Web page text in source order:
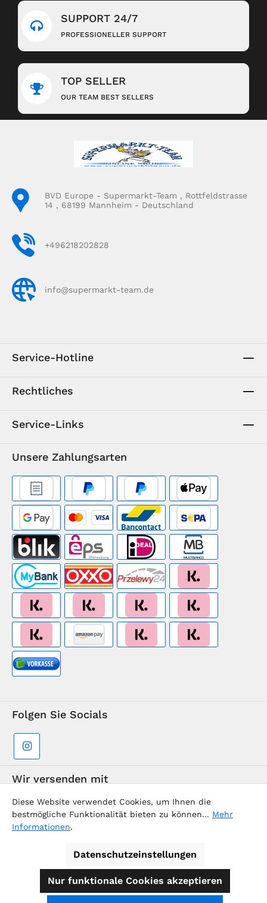
SUPPORT 24/7
PROFESSIONELLER SUPPORT
TOP SELLER
OUR TEAM BEST SELLERS
BVD Europe - Supermarkt-Team , Rottfeldstrasse
14 , 68199 Mannheim - Deutschland
+496218202828
info@supermarkt-team.de
Service-Hotline
Rechtliches
Service-Links
Unsere Zahlungsarten
Folgen Sie Socials
Wir versenden mit
Diese Website verwendet Cookies, um Ihnen die
bestmögliche Funktionalität bieten zu können... Mehr
Informationen.
Datenschutzeinstellungen
Nur funktionale Cookies akzeptieren